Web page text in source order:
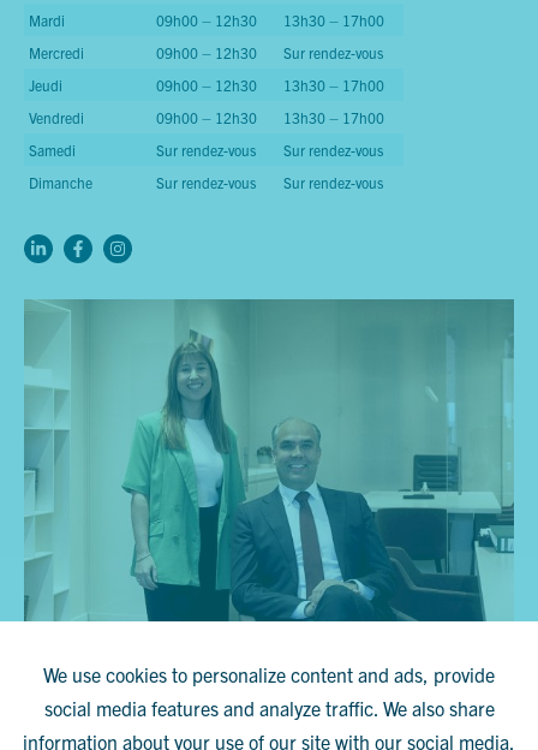
Mardi
09h00 – 12h30
13h30 – 17h00
Mercredi
09h00 – 12h30
Sur rendez-vous
Jeudi
09h00 – 12h30
13h30 – 17h00
Vendredi
09h00 – 12h30
13h30 – 17h00
Samedi
Sur rendez-vous
Sur rendez-vous
Dimanche
Sur rendez-vous Sur rendez-vous
We use cookies to personalize content and ads, provide
social media features and analyze traffic. We also share
information about your use of our site with our social media,